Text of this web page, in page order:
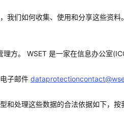
我们如何收集、使用和分享这些资
方。 WSET 是一家在信息办公室
子邮件
和处理这些数据的合法依据如下，按